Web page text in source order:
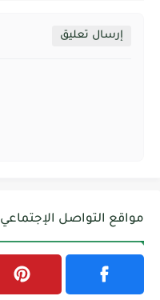
إرسال تعليق
مواقع التواصل الإجتماعي